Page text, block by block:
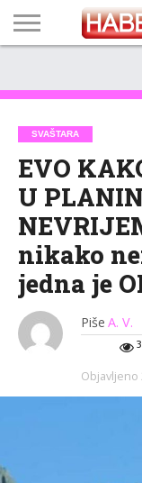
TECH
PROGRAM
PROGNOZA
PUTEVIMA
LISTA
NAMA
SVAŠTARA
EVO
U
nikako
jedna je
Piše A. V.
Objavljeno